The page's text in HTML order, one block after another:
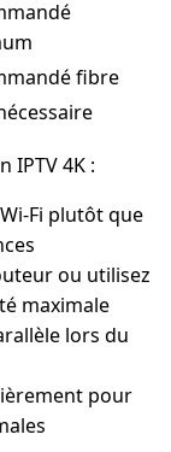
fibre
IPTV 4K :
Fi plutôt que
ou utilisez
maximale
lors du
pour